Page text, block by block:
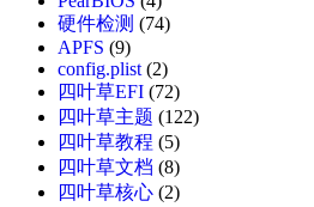
硬件检测 (74)
APFS (9)
config.plist (2)
四叶草EFI (72)
四叶草主题 (122)
四叶草教程 (5)
四叶草文档 (8)
四叶草核心 (2)